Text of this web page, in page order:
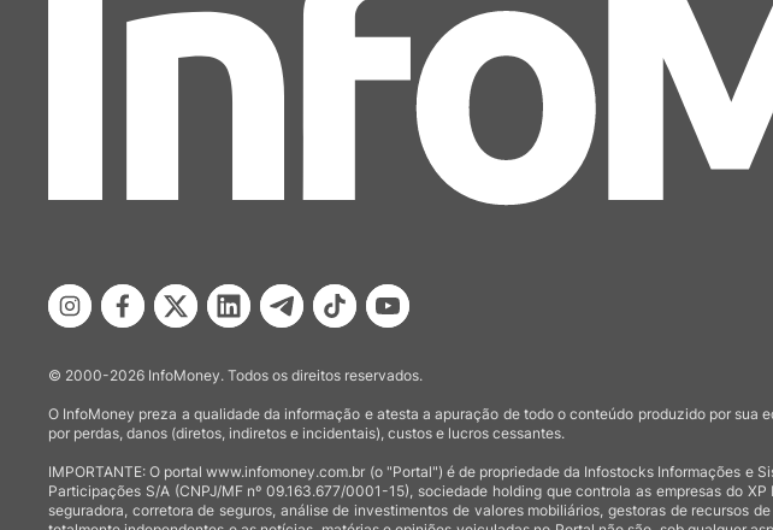
© 2000-2026 InfoMoney. Todos os direitos reservados.
O InfoMoney preza a qualidade da informação e atesta a apuração de todo o conteúdo produzido por
por perdas, danos (diretos, indiretos e incidentais), custos e lucros cessantes.
IMPORTANTE: O portal www.infomoney.com.br (o "Portal") é de propriedade da Infostocks Informações
Participações S/A (CNPJ/MF nº 09.163.677/0001-15), sociedade holding que controla as empresas do
seguradora, corretora de seguros, análise de investimentos de valores mobiliários, gestoras de recursos